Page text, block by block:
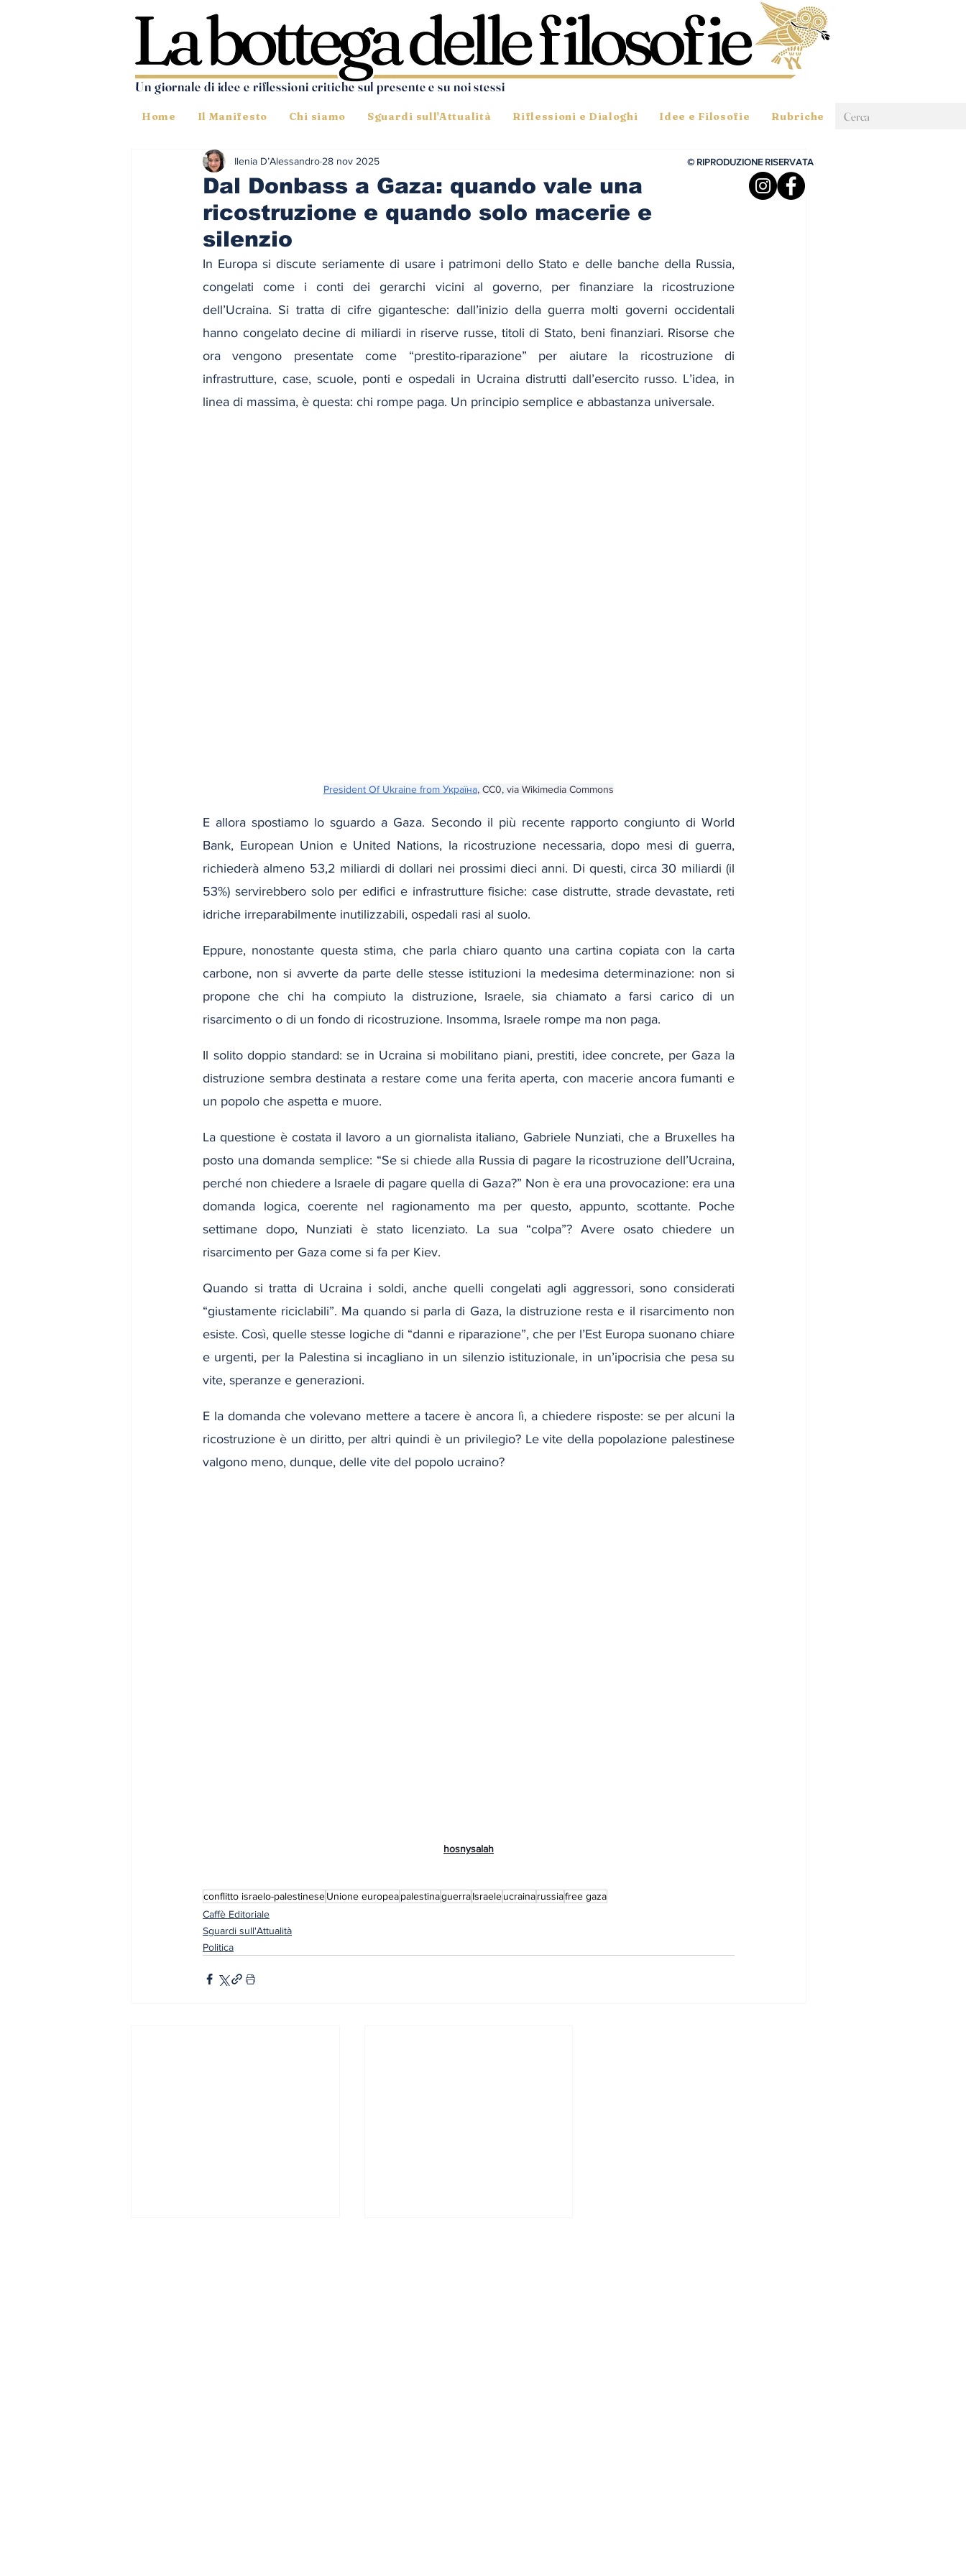
Un giornale di idee e riflessioni critiche sul presente e su noi stessi
Home Il Manifesto Chi siamo Sguardi sull'Attualità Riflessioni e Dialoghi Idee e Filosofie Rubriche
Dal Donbass a Gaza: quando vale una
ricostruzione e quando solo macerie e
silenzio
Ilenia D’Alessandro 28 nov 2025
In Europa si discute seriamente di usare i patrimoni dello Stato e delle banche della Russia,
congelati come i conti dei gerarchi vicini al governo, per finanziare la ricostruzione
dell’Ucraina. Si tratta di cifre gigantesche: dall’inizio della guerra molti governi occidentali
hanno congelato decine di miliardi in riserve russe, titoli di Stato, beni finanziari. Risorse che
ora vengono presentate come “prestito-riparazione” per aiutare la ricostruzione di
infrastrutture, case, scuole, ponti e ospedali in Ucraina distrutti dall’esercito russo. L’idea, in
linea di massima, è questa: chi rompe paga. Un principio semplice e abbastanza universale.
President Of Ukraine from Україна, CC0, via Wikimedia Commons
E allora spostiamo lo sguardo a Gaza. Secondo il più recente rapporto congiunto di World
Bank, European Union e United Nations, la ricostruzione necessaria, dopo mesi di guerra,
richiederà almeno 53,2 miliardi di dollari nei prossimi dieci anni. Di questi, circa 30 miliardi (il
53%) servirebbero solo per edifici e infrastrutture fisiche: case distrutte, strade devastate, reti
idriche irreparabilmente inutilizzabili, ospedali rasi al suolo.
Eppure, nonostante questa stima, che parla chiaro quanto una cartina copiata con la carta
carbone, non si avverte da parte delle stesse istituzioni la medesima determinazione: non si
propone che chi ha compiuto la distruzione, Israele, sia chiamato a farsi carico di un
risarcimento o di un fondo di ricostruzione. Insomma, Israele rompe ma non paga.
Il solito doppio standard: se in Ucraina si mobilitano piani, prestiti, idee concrete, per Gaza la
distruzione sembra destinata a restare come una ferita aperta, con macerie ancora fumanti e
un popolo che aspetta e muore.
La questione è costata il lavoro a un giornalista italiano, Gabriele Nunziati, che a Bruxelles ha
posto una domanda semplice: “Se si chiede alla Russia di pagare la ricostruzione dell’Ucraina,
perché non chiedere a Israele di pagare quella di Gaza?” Non è era una provocazione: era una
domanda logica, coerente nel ragionamento ma per questo, appunto, scottante. Poche
settimane dopo, Nunziati è stato licenziato. La sua “colpa”? Avere osato chiedere un
risarcimento per Gaza come si fa per Kiev.
Quando si tratta di Ucraina i soldi, anche quelli congelati agli aggressori, sono considerati
“giustamente riciclabili”. Ma quando si parla di Gaza, la distruzione resta e il risarcimento non
esiste. Così, quelle stesse logiche di “danni e riparazione”, che per l’Est Europa suonano chiare
e urgenti, per la Palestina si incagliano in un silenzio istituzionale, in un’ipocrisia che pesa su
vite, speranze e generazioni.
E la domanda che volevano mettere a tacere è ancora lì, a chiedere risposte: se per alcuni la
ricostruzione è un diritto, per altri quindi è un privilegio? Le vite della popolazione palestinese
valgono meno, dunque, delle vite del popolo ucraino?
hosnysalah
conflitto israelo-palestineseUnione europeapalestinaguerraIsraeleucrainarussiafree gaza
Caffè Editoriale
Sguardi sull'Attualità
Politica
© RIPRODUZIONE RISERVATA